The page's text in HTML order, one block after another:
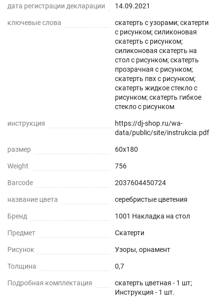
дата регистрации декларации 14.09.2021
ключевые слова
скатерть с узорами; скатерти
с рисунком; силиконовая
скатерть с рисунком;
силиконовая скатерть на
стол с рисунком; скатерть
прозрачная с рисунком;
скатерть пвх с рисунком;
скатерть жидкое стекло с
рисунком; скатерть гибкое
стекло с рисунком
инструкция
https://dj-shop.ru/wa-
data/public/site/instrukcia.pdf
размер 60x180
Weight 756
Barcode 2037604450724
название цвета серебристые цветения
Бренд 1001 Накладка на стол
Предмет Скатерти
Рисунок Узоры, орнамент
Толщина 0,7
Подробная комплектация
скатерть цветная - 1 шт;
Инструкция - 1 шт.